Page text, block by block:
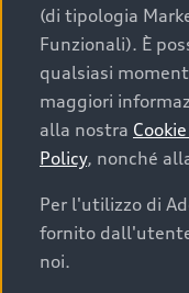
Cosa
acquistare
auto
I requisiti
acquistare un’auto
(di tipologia
Funzionali). È
qualsiasi
maggiori
alla nostra
Policy, nonché
Per l'utilizzo di
fornito
noi.